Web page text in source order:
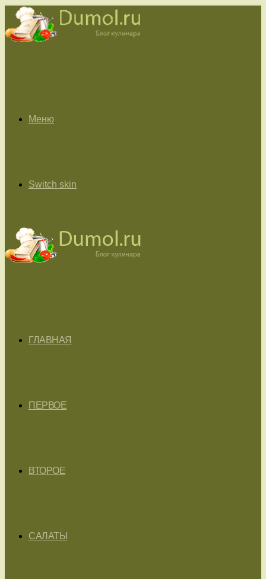
Меню
Switch skin
ГЛАВНАЯ
ПЕРВОЕ
ВТОРОЕ
САЛАТЫ